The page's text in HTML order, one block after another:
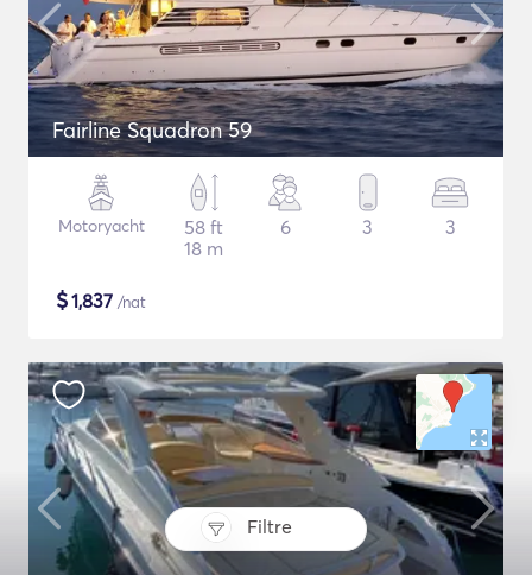
Filtre
Fairline Squadron 59
Motoryacht
58 ft
18 m
6 3 3
$1,837 /nat